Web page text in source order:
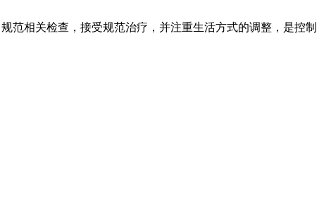
范相关检查，接受规范治疗，并注重生活方式的调整，是控制